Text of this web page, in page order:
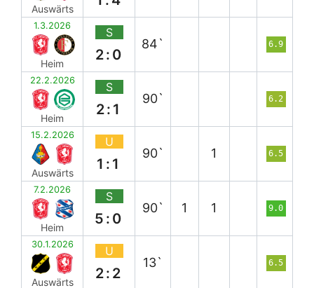
Auswärts
1.3.2026
Heim
S
2:0
84` 6.9
22.2.2026
Heim
S
2:1
90` 6.2
15.2.2026
Auswärts
U
1:1
90` 1 6.5
7.2.2026
Heim
S
5:0
90` 1 1 9.0
30.1.2026
Auswärts
U
2:2
13` 6.5